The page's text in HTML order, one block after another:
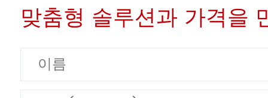
맞춤형 솔루션과 가격을